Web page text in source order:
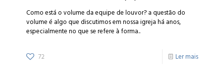
Como está o volume da equipe de louvor? a questão do
volume é algo que discutimos em nossa igreja há anos,
especialmente no que se refere à forma..
72 Ler mais